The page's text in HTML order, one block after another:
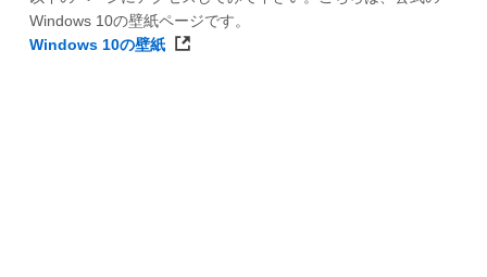
Windows 10の壁紙ページです。
Windows 10の壁紙